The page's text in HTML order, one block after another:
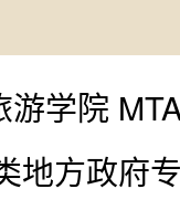
游学院
地方政府